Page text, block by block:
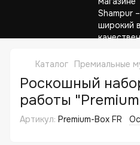
Каталог Премиальные
Роскошный
работы
Артикул: Premium-Box FR